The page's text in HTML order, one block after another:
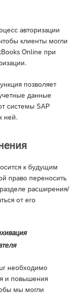
авторизации
клиенты могли
Online при
позволяет
данные
системы SAP
ней.
к будущим
право переносить
расширения/
от его
необходимо
и повышения
мы могли